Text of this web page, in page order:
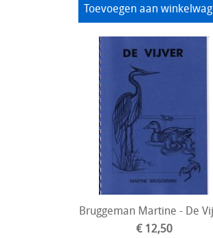
Toevoegen aan
Bruggeman Martine - De
€ 12,50